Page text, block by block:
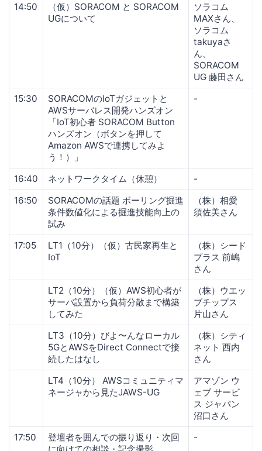
14:50
（仮）SORACOM と SORACOM
UGについて
ソラコム
MAXさん、
ソラコム
takuyaさ
ん、
SORACOM
UG 藤田さん
15:30
SORACOMのIoTガジェットと
AWSサーバレス開発ハンズオン
「IoT初心者 SORACOM Button
ハンズオン（ボタンを押して
Amazon AWSで連携してみよ
う！）」
-
16:40 ネットワークタイム（休憩）
-
16:50
SORACOMの話題 ボーリング掘進
条件数値化による掘進技能向上の
試み
（株）相愛
須佐美さん
17:05
LT1（10分）（仮）古民家再生と
IoT
（株）シード
プラス 前嶋
さん
LT2（10分）（仮）AWS初心者が
サーバ設置から負荷分散まで構築
してみた
（株）ウエッ
ブチップス
片山さん
LT3（10分）びよ〜んなローカル
5GとAWSをDirect Connectで接
続したはなし
（株）シティ
ネット 西内
さん
LT4（10分） AWSコミュニティマ
ネージャから見たJAWS-UG
アマゾン ウ
ェブ サービ
ス ジャパン
沼口さん
17:50
登壇者を囲んでの振り返り・次回
-